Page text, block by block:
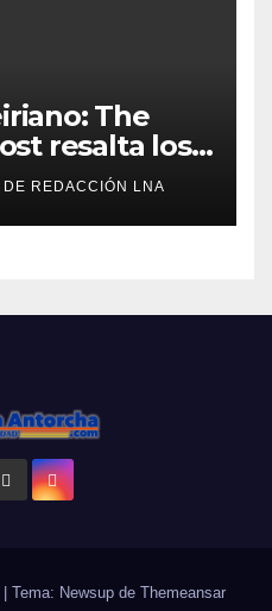
The
resalta los
economía de
como «El
Argentina
DE REDACCIÓN LNA
Tema: Newsup de Themeansar